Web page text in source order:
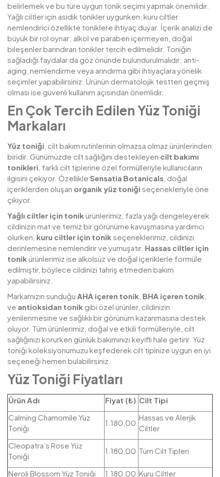
belirlemek ve bu türe uygun tonik seçimi yapmak önemlidir.
Yağlı ciltler için asidik tonikler uygunken, kuru ciltler
nemlendirici özellikte toniklere ihtiyaç duyar. İçerik analizi de
büyük bir rol oynar; alkol ve paraben içermeyen, doğal
bileşenler barındıran tonikler tercih edilmelidir. Toniğin
sağladığı faydalar da göz önünde bulundurulmalıdır; anti-
aging, nemlendirme veya arındırma gibi ihtiyaçlara yönelik
seçimler yapabilirsiniz. Ürünün dermatolojik testten geçmiş
olması ise güvenli kullanım açısından önemlidir.
En Çok Tercih Edilen Yüz Toniği
Markaları
Yüz toniği , cilt bakım rutinlerinin olmazsa olmaz ürünlerinden
biridir. Günümüzde cilt sağlığını destekleyen cilt bakımı
tonikleri , farklı cilt tiplerine özel formülleriyle kullanıcıların
ilgisini çekiyor. Özellikle Sensatia Botanicals , doğal
içeriklerden oluşan organik yüz toniği seçenekleriyle öne
çıkıyor.
Yağlı ciltler için tonikürünlerimiz, fazla yağı dengeleyerek
cildinizin mat ve temiz bir görünüme kavuşmasına yardımcı
olurken, kuru ciltler için tonikseçeneklerimiz, cildinizi
derinlemesine nemlendirir ve yumuşatır. Hassas ciltler için
tonikürünlerimiz ise alkolsüz ve doğal içeriklerle formüle
edilmiştir, böylece cildinizi tahriş etmeden bakım
yapabilirsiniz.
Markamızın sunduğu AHA içeren tonik BHA içeren tonik
ve antioksidan tonik gibi özel ürünler, cildinizin
yenilenmesine ve sağlıklı bir görünüm kazanmasına destek
oluyor. Tüm ürünlerimiz, doğal ve etkili formülleriyle, cilt
sağlığınızı korurken günlük bakımınızı keyifli hale getirir. Yüz
toniği koleksiyonumuzu keşfederek cilt tipinize uygun en iyi
seçeneği hemen bulabilirsiniz.
Yüz Toniği Fiyatları
Ürün Adı Fiyat (₺) Cilt Tipi
Calming Chamomile Yüz
Toniği
1.180,00
Hassas ve Alerjik
Ciltler
Cleopatra’s Rose Yüz
Toniği
1.180,00 Tüm Cilt Tipleri
Neroli Blossom Yüz Toniği 1.180,00 Kuru Ciltler